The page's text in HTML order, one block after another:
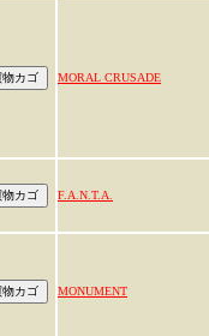
MORAL CRUSADE
F.A.N.T.A.
MONUMENT